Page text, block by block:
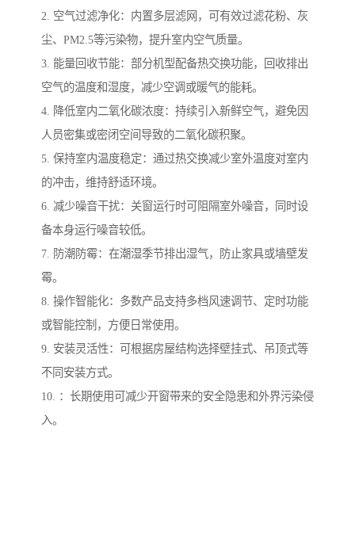
2. 空气过滤净化：内置多层滤网，可有效过滤花粉、灰
尘、PM2.5等污染物，提升室内空气质量。
3. 能量回收节能：部分机型配备热交换功能，回收排出
空气的温度和湿度，减少空调或暖气的能耗。
4. 降低室内二氧化碳浓度：持续引入新鲜空气，避免因
人员密集或密闭空间导致的二氧化碳积聚。
5. 保持室内温度稳定：通过热交换减少室外温度对室内
的冲击，维持舒适环境。
6. 减少噪音干扰：关窗运行时可阻隔室外噪音，同时设
备本身运行噪音较低。
7. 防潮防霉：在潮湿季节排出湿气，防止家具或墙壁发
霉。
8. 操作智能化：多数产品支持多档风速调节、定时功能
或智能控制，方便日常使用。
9. 安装灵活性：可根据房屋结构选择壁挂式、吊顶式等
不同安装方式。
10. ：长期使用可减少开窗带来的安全隐患和外界污染侵
入。